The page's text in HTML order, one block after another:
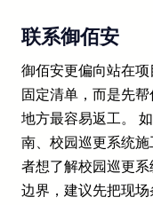
联系御佰安
御佰安更偏向站在
固定清单，而是先
地方最容易返工。
南、校园巡更系统
者想了解校园巡更
边界，建议先把现